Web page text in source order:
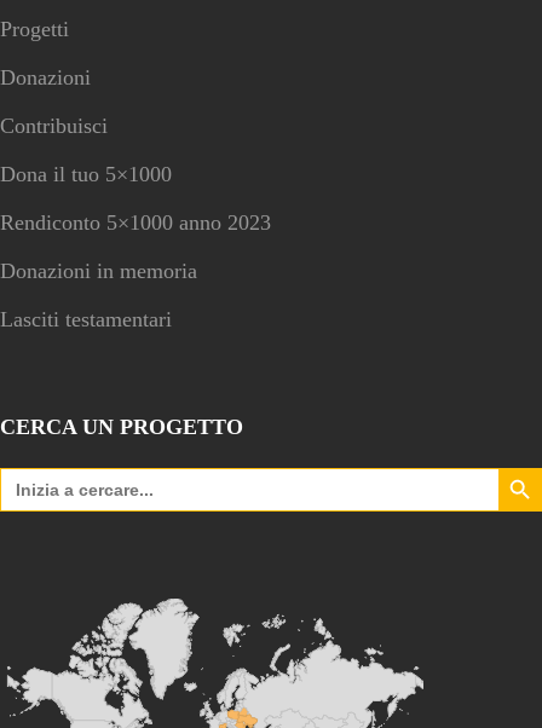
Progetti
Donazioni
Contribuisci
Dona il tuo 5×1000
Rendiconto 5×1000 anno 2023
Donazioni in memoria
Lasciti testamentari
CERCA UN PROGETTO
Search
for:
Search